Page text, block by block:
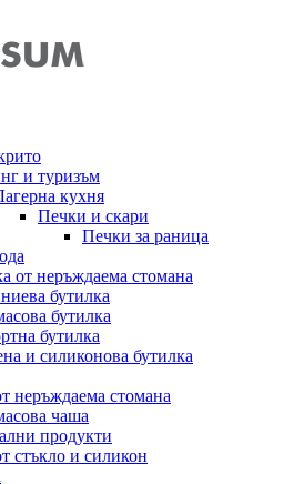
и туризъм
кухня
Печки и скари
Печки за раница
от неръждаема стомана
бутилка
бутилка
бутилка
и силиконова бутилка
неръждаема стомана
чаша
продукти
стъкло и силикон